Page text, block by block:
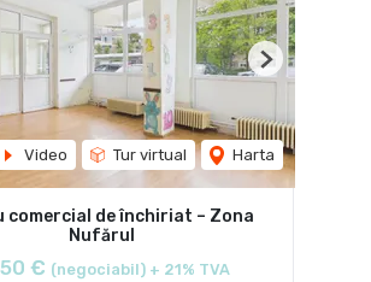
Video Tur virtual Harta
Next
comercial de închiriat – Zona
Nufărul
€ (negociabil) + 21% TVA